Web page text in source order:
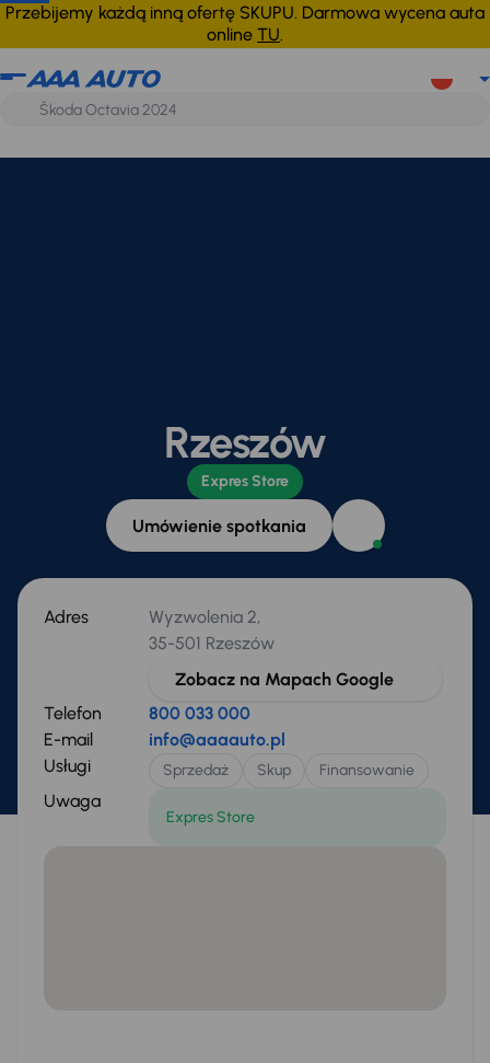
Przebijemy każdą inną ofertę SKUPU. Darmowa wycena auta
online TU.
Rzeszów
Expres Store
Umówienie spotkania
Adres
Wyzwolenia 2,
35-501 Rzeszów
Zobacz na Mapach Google
Telefon
800 033 000
E-mail
info@aaaauto.pl
Usługi
Sprzedaż Skup Finansowanie
Uwaga
Expres Store